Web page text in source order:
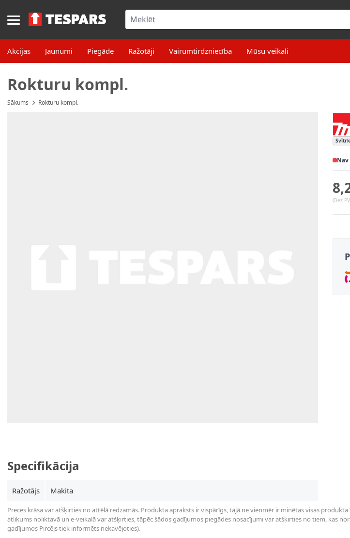
Akcijas Jaunumi Piegāde Ražotāji Vairumtirdzniecība Mūsu veikali
Rokturu kompl.
Sākums Rokturu kompl.
(Bez
Specifikācija
Ražotājs Makita
Preces krāsa var atšķirties no attēlā redzamās. Produkta apraksts ir vispārīgs, tajā ne vienmēr ir minētas visas
atlikums noliktavā un e-veikalā var atšķirties, tāpēc šādos gadījumos piegādes nosacījumi var atšķirties no tiem, kas
gadījumos Pircējs tiek informēts nekavējoties).